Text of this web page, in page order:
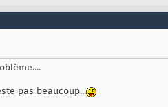
pas beaucoup...